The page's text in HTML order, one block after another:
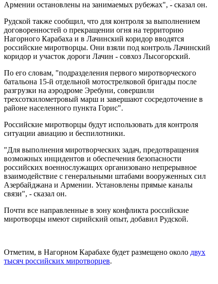
Армении остановлены на занимаемых рубежах", - сказал он.
Рудской также сообщил, что для контроля за выполнением
договоренностей о прекращении огня на территорию
Нагорного Карабаха и в Лачинский коридор вводятся
российские миротворцы. Они взяли под контроль Лачинский
коридор и участок дороги Лачин - совхоз Лысогорский.
По его словам, "подразделения первого миротворческого
батальона 15-й отдельной мотострелковой бригады после
разгрузки на аэродроме Эребуни, совершили
трехсоткилометровый марш и завершают сосредоточение в
районе населенного пункта Горис".
Российские миротворцы будут использовать для контроля
ситуации авиацию и беспилотники.
"Для выполнения миротворческих задач, предотвращения
возможных инцидентов и обеспечения безопасности
российских военнослужащих организовано непрерывное
взаимодействие с генеральными штабами вооруженных сил
Азербайджана и Армении. Установлены прямые каналы
связи", - сказал он.
Почти все направленные в зону конфликта российские
миротворцы имеют сирийский опыт, добавил Рудской.
Отметим, в Нагорном Карабахе будет размещено около двух
тысяч российских миротворцев.